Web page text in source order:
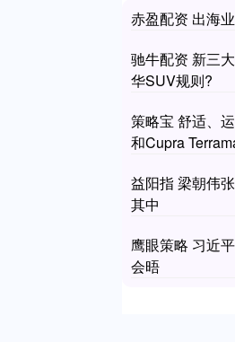
赤盈配资 出海
驰牛配资 新三
华SUV规则?
策略宝 舒适、
和Cupra
益阳指 梁朝伟
其中
鹰眼策略 习近
会晤